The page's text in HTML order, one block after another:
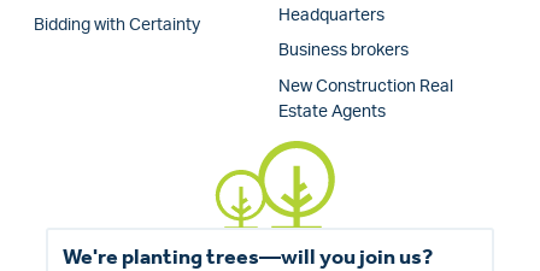
Bidding with Certainty
Headquarters
Business brokers
New Construction Real
Estate Agents
We're planting trees—will you join us?